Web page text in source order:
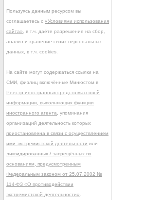
Пользуясь данным ресурсом вы
соглашаетесь с «Условиями использования
сайта» , в т.ч. даёте разрешение на сбор,
анализ и хранение своих персональных
данных, в т.ч. cookies.
На сайте могут содержаться ссылки на
СМИ, физлиц включённые Минюстом в
Реестр иностранных средств массовой
информации, выполняющих функции
иностранного агента , упоминания
организаций деятельность которых
приостановлена в связи с осуществлением
ими экстремистской деятельности или
ликвидированных / запрещённых по
основаниям, предусмотренным
Федеральным законом от 25.07.2002 №
114-ФЗ «О противодействии
экстремистской деятельности»